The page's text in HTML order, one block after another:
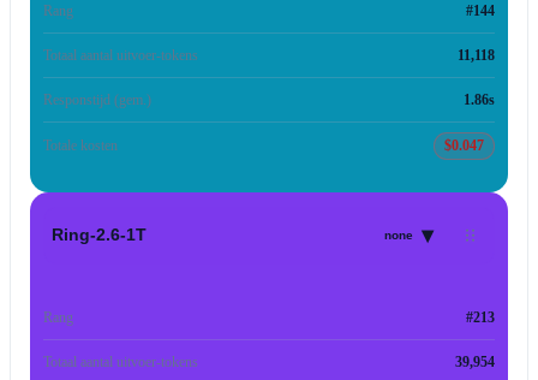
Rang #144
Totaal aantal uitvoer-tokens 11,118
Responstijd (gem.) 1.86s
Totale kosten $0.047
Ring-2.6-1T none ▾
Rang #213
Totaal aantal uitvoer-tokens 39,954